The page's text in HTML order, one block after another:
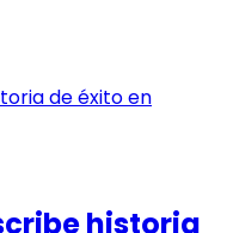
historia